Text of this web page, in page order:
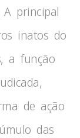
A principal
inatos do
a função
de ação
das